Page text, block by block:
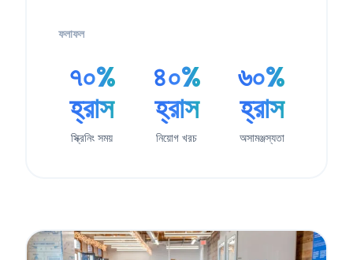
ফলাফল
৭০%
হ্রাস
স্ক্রিনিং সময়
৪০%
হ্রাস
নিয়োগ খরচ
৬০%
হ্রাস
অসামঞ্জস্যতা